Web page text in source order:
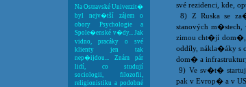
své rezidenci, kde,
8) Z Ruska se
stanových
zimou cht�jí dom�,
oddíly, nákla�áky s
dom� a
9) Ve sv�t�
pak v Evrop� a v
Na Ostravské Univerzit�
byl nejv�tší zájem o
obory Psychologie a
Spole�enské v�dy... Jak
vidno, pracáky o své
klienty jen tak
nep�ijdou... Znám pár
lidí, co studují
sociologii, filozofii,
religionistiku a podobné